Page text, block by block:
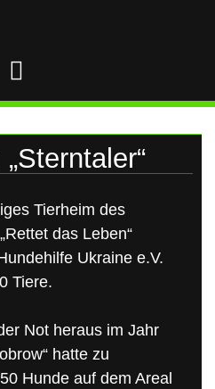
Tierheim des
das Leben“
Ukraine e.V.
Tiere.
Not heraus im Jahr
hatte zu
Hunde auf dem Areal